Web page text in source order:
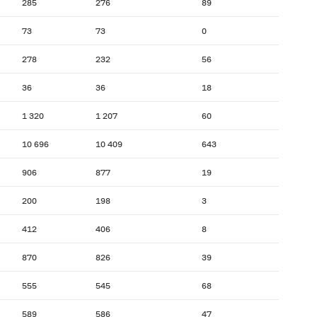
285 276 89
73 73 0
278 232 56
36 36 18
1 320 1 207 60
10 696 10 409 643
906 877 19
200 198 3
412 406 8
870 826 39
555 545 68
589 586 47